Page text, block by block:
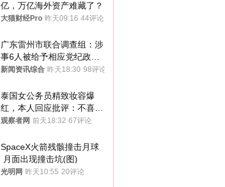
亿，万亿海外资产难藏了？
大猫财经Pro 昨天09:16 44评论
广东雷州市联合调查组：涉
事6人被给予相应党纪政务
处分和组织处理
新闻资讯综合 昨天18:30 98评论
泰国女公务员精致妆容爆
红，本人回应批评：不喜欢
就别看
观察者网 前天18:32 67评论
SpaceX火箭残骸撞击月球
月面出现撞击坑(图)
光明网 昨天10:55 20评论